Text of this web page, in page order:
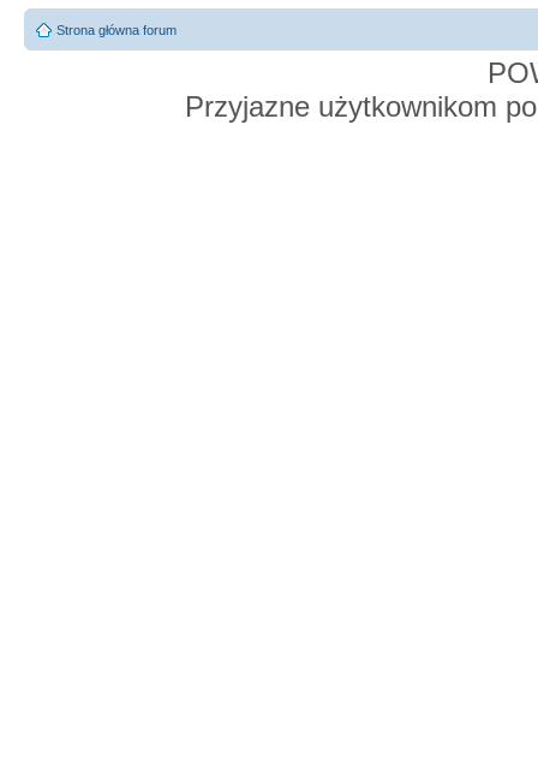
Strona główna forum
Przyjazne użytkownikom